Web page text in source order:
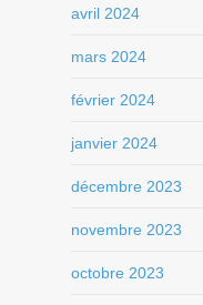
avril 2024
mars 2024
février 2024
janvier 2024
décembre 2023
novembre 2023
octobre 2023